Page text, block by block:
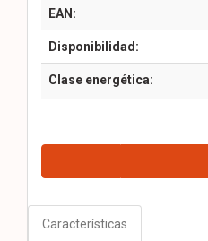
EAN:
Disponibilidad:
Clase energética:
Características